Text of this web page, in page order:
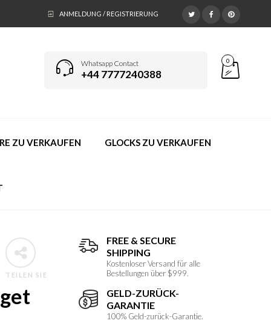
ANMELDUNG / REGISTRIERUNG
Whatsapp Contact
+44 7777240388
0
ZU VERKAUFEN GLOCKS ZU VERKAUFEN
FREE & SECURE
SHIPPING
Kostenloser Versand für alle
Bestellungen über $999.
GELD-ZURÜCK-
GARANTIE
100% Geld-zurück-Garantie.
TEILEN SIE